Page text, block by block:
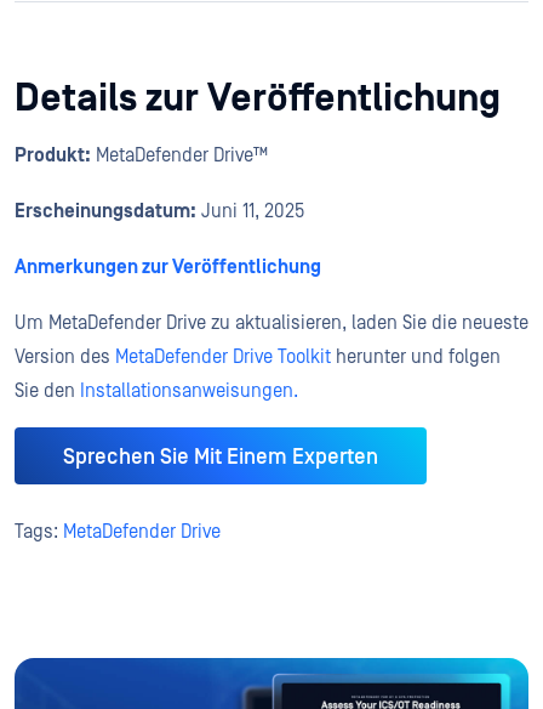
Details zur Veröffentlichung
Produkt: MetaDefender Drive™
Erscheinungsdatum: Juni 11, 2025
Anmerkungen zur Veröffentlichung
Um MetaDefender Drive zu aktualisieren, laden Sie die neueste
Version des MetaDefender Drive Toolkit herunter und folgen
Sie den Installationsanweisungen.
Sprechen Sie Mit Einem Experten
Tags: MetaDefender Drive